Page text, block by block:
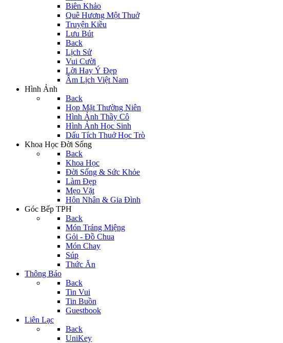
Biên Khảo
Quê Hương Một Thuở
Truyện Kiều
Lưu Bút
Back
Lịch Sử
Vui Cười
Lời Hay Ý Đẹp
Âm Lịch Việt Nam
Hình Ảnh
Back
Họp Mặt Thường Niên
Hình Ảnh Thầy Cô
Hình Ảnh Học Sinh
Dấu Tích Thuở Học Trò
Khoa Học Đời Sống
Back
Khoa Học
Đời Sống & Sức Khỏe
Làm Đẹp
Mẹo Vặt
Hôn Nhân & Gia Đình
Góc Bếp TPH
Back
Món Tráng Miệng
Gỏi - Đồ Chua
Món Chay
Súp
Thức Ăn
Thông Báo
Back
Tin Vui
Tin Buồn
Guestbook
Liên Lạc
Back
UniKey